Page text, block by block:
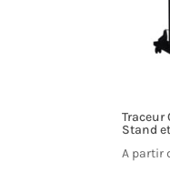
Traceur
Stand
A partir